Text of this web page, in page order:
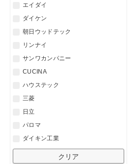
エイダイ
ダイケン
朝日ウッドテック
リンナイ
サンワカンパニー
CUCINA
ハウステック
三菱
日立
パロマ
ダイキン工業
クリア